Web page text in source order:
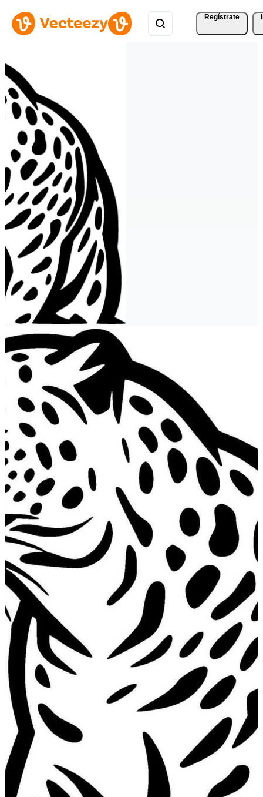
Regístrate